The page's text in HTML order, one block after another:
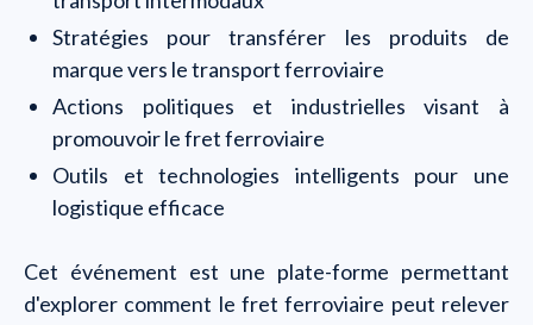
Stratégies pour transférer les produits de
marque vers le transport ferroviaire
Actions politiques et industrielles visant à
promouvoir le fret ferroviaire
Outils et technologies intelligents pour une
logistique efficace
Cet événement est une plate-forme permettant
d'explorer comment le fret ferroviaire peut relever